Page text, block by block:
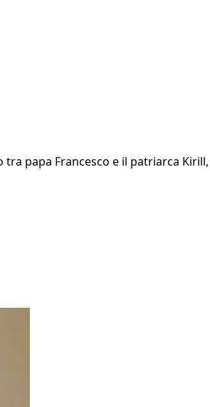
papa Francesco e il patriarca